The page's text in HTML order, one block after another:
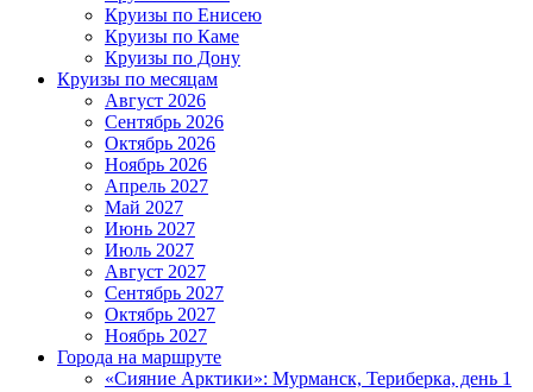
Круизы по Енисею
Круизы по Каме
Круизы по Дону
Круизы по месяцам
Август 2026
Сентябрь 2026
Октябрь 2026
Ноябрь 2026
Апрель 2027
Май 2027
Июнь 2027
Июль 2027
Август 2027
Сентябрь 2027
Октябрь 2027
Ноябрь 2027
Города на маршруте
«Сияние Арктики»: Мурманск, Териберка, день 1